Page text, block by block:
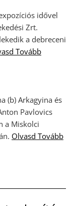
idővel
Zrt.
a debreceni
Tovább
(b) Arkagyina és
Pavlovics
a Miskolci
Olvasd Tovább